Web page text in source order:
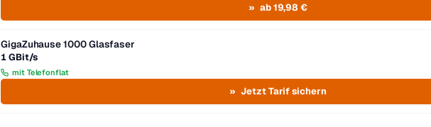
ab 19,98 €
GigaZuhause 1000 Glasfaser
1 GBit/s
mit Telefonflat
Jetzt Tarif sichern